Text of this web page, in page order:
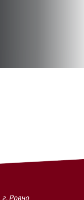
г. Ровно